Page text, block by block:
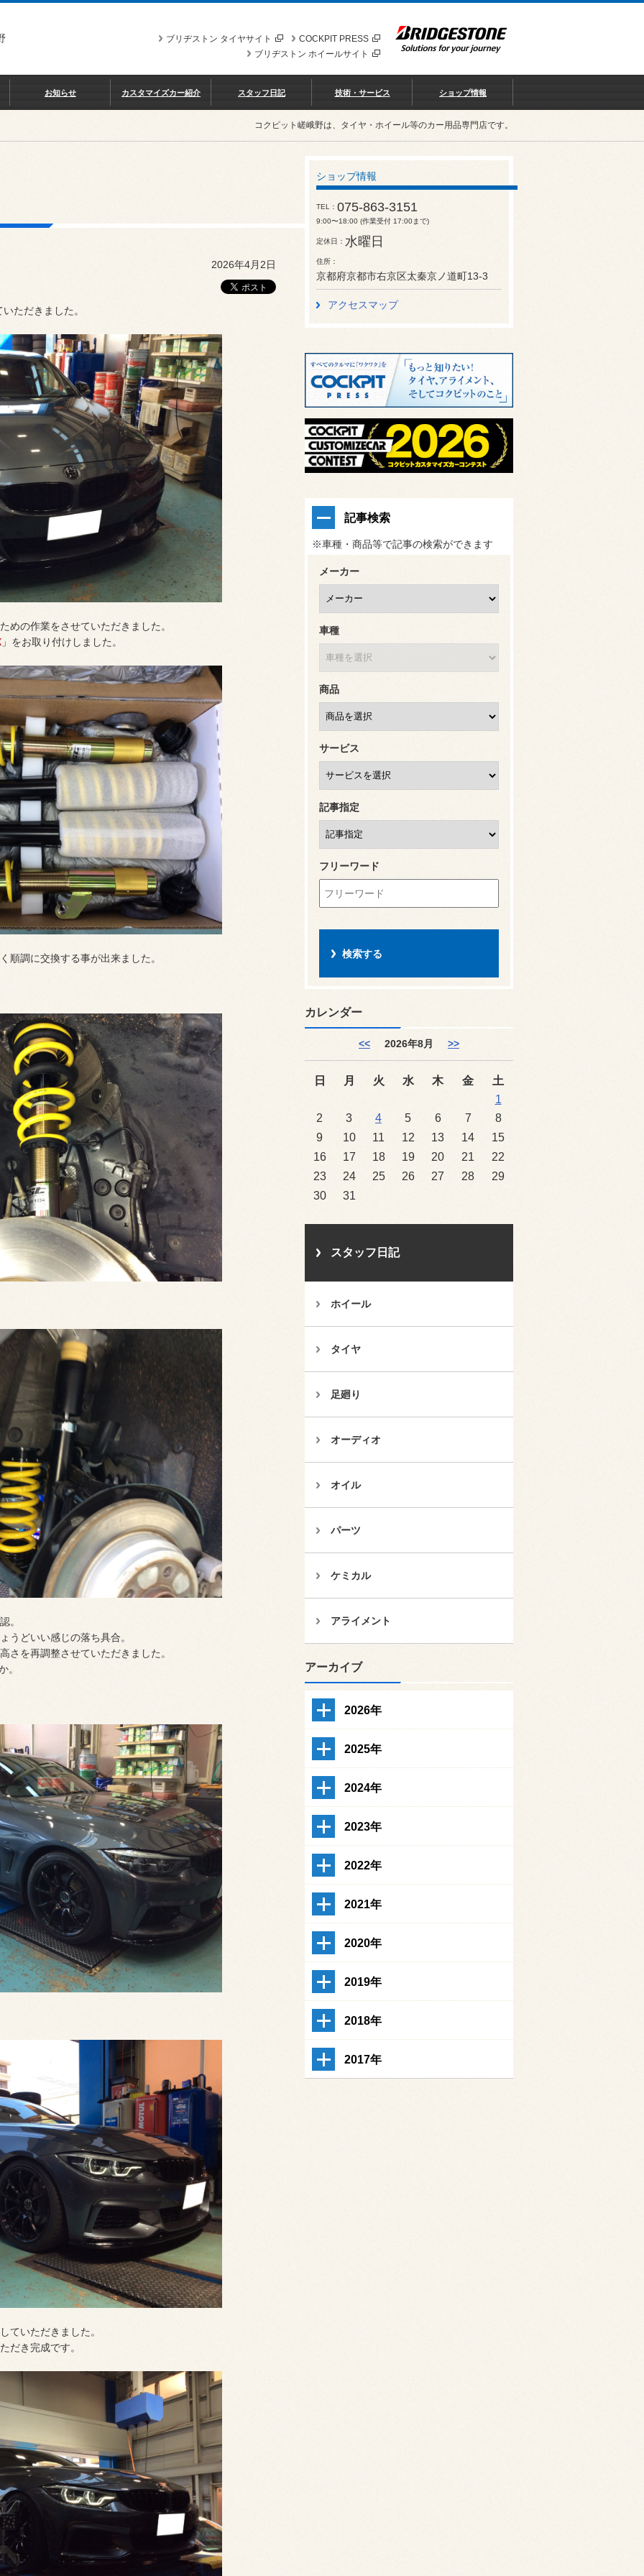
COCKPIT PRESS
ブリヂストン タイヤサイト
ブリヂストン ホイールサイト
お知らせ カスタマイズカー紹介 スタッフ日記 技術・サービス ショップ情報
コクピット嵯峨野は、タイヤ・ホイール等のカー用品専門店です。
2026年4月2日
ただきました。
めの作業をさせていただきました。
」をお取り付けしました。
順調に交換する事が出来ました。
。
うどいい感じの落ち具合。
さを再調整させていただきました。
。
ていただきました。
だき完成です。
ショップ情報
TEL 075-863-3151
9:00〜18:00 (作業受付 17:00まで)
定休日 水曜日
住所
京都府京都市右京区太秦京ノ道町13-3
アクセスマップ
記事検索
※車種・商品等で記事の検索ができます
メーカー
車種
商品
サービス
記事指定
フリーワード
カレンダー
<< 2026年8月 >>
日 月 火 水 木 金
土
1
2
3 4 5 6 7
8
9
10 11 12 13 14
15
16
17 18 19 20 21
22
23
24 25 26 27 28
29
30
31
スタッフ日記
ホイール
タイヤ
足廻り
オーディオ
オイル
パーツ
ケミカル
アライメント
アーカイブ
2026年
2025年
2024年
2023年
2022年
2021年
2020年
2019年
2018年
2017年